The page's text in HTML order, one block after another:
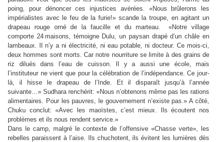
poing, pour dénoncer ces injustices avérées. «Nous brûlerons les
impérialistes avec le feu de la furie!» scande la troupe, en agitant un
drapeau rouge orné de la faucille et du marteau. «Notre village
comporte 24 maisons, témoigne Dulu, un paysan drapé d’un châle en
lambeaux. Il n’y a ni électricité, ni eau potable, ni docteur. Ce mois-ci,
deux hommes sont morts. Car notre nourriture se limite à des grains de
riz dilués dans l’eau de cuisson. Il y a aussi une école, mais
l’instituteur ne vient que pour la célébration de l’indépendance. Ce jour-
là, il hisse le drapeau de l’Inde. Et il disparaît jusqu’à l’année
suivante…» Sudhara renchérit: «Nous n’obtenons même pas les rations
alimentaires. Pour les pauvres, le gouvernement n’existe pas.» A côté,
Chuku conclut: «Avec les maoïstes, c’est mieux. Ils écoutent nos
problèmes et ils nous rendent service.»
Dans le camp, malgré le contexte de l’offensive «Chasse verte», les
rebelles paraissent à l’aise. Ils chuchotent, ils évitent les lumières dès